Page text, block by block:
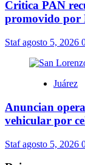
Critica PAN
promovido por
Stafagosto 5, 2026
Juárez
Anuncian
vehicular por
Stafagosto 5, 2026